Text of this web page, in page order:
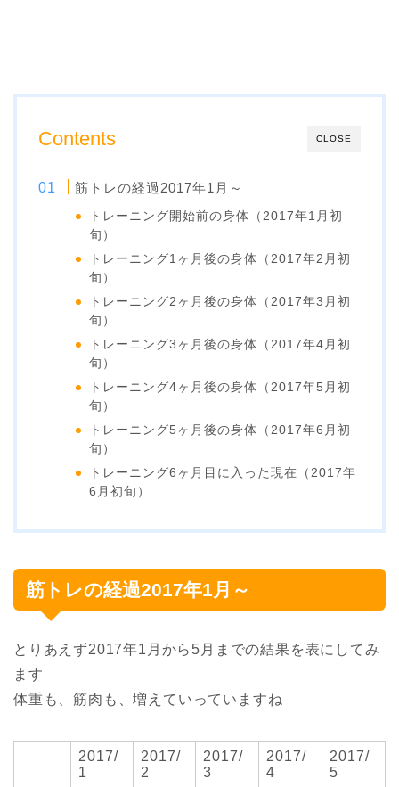
CLOSE
Contents
筋トレの経過2017年1月～
トレーニング開始前の身体（2017年1月初
旬）
トレーニング1ヶ月後の身体（2017年2月初
旬）
トレーニング2ヶ月後の身体（2017年3月初
旬）
トレーニング3ヶ月後の身体（2017年4月初
旬）
トレーニング4ヶ月後の身体（2017年5月初
旬）
トレーニング5ヶ月後の身体（2017年6月初
旬）
トレーニング6ヶ月目に入った現在（2017年
6月初旬）
筋トレの経過2017年1月～
とりあえず2017年1月から5月までの結果を表にしてみ
ます
体重も、筋肉も、増えていっていますね
2017/
1
2017/
2
2017/
3
2017/
4
2017/
5